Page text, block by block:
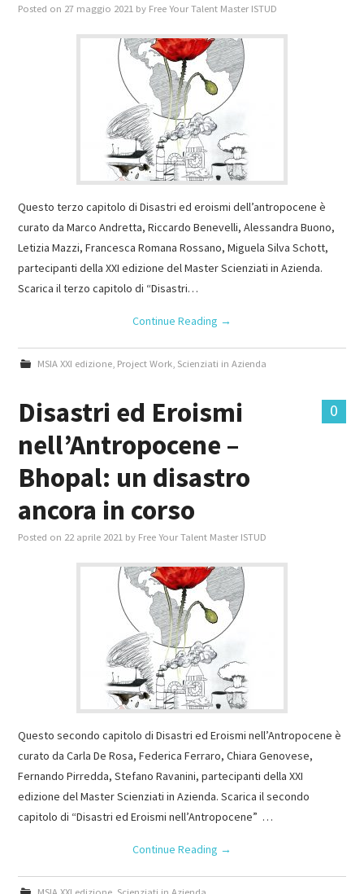
Posted on 27 maggio 2021 by Free Your Talent Master ISTUD
Questo terzo capitolo di Disastri ed eroismi dell’antropocene è
curato da Marco Andretta, Riccardo Benevelli, Alessandra Buono,
Letizia Mazzi, Francesca Romana Rossano, Miguela Silva Schott,
partecipanti della XXI edizione del Master Scienziati in Azienda.
Scarica il terzo capitolo di “Disastri…
Continue Reading →
MSIA XXI edizione, Project Work, Scienziati in Azienda
0
Disastri ed Eroismi
nell’Antropocene –
Bhopal: un disastro
ancora in corso
Posted on 22 aprile 2021 by Free Your Talent Master ISTUD
Questo secondo capitolo di Disastri ed Eroismi nell’Antropocene è
curato da Carla De Rosa, Federica Ferraro, Chiara Genovese,
Fernando Pirredda, Stefano Ravanini, partecipanti della XXI
edizione del Master Scienziati in Azienda. Scarica il secondo
capitolo di “Disastri ed Eroismi nell’Antropocene” …
Continue Reading →